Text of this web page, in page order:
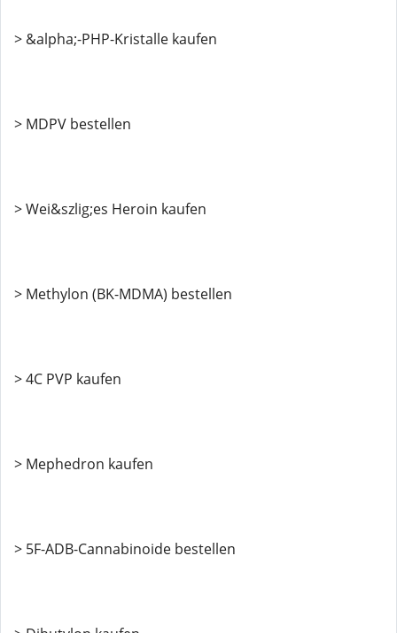
> &alpha;-PHP-Kristalle kaufen
> MDPV bestellen
> Wei&szlig;es Heroin kaufen
> Methylon (BK-MDMA) bestellen
> 4C PVP kaufen
> Mephedron kaufen
> 5F-ADB-Cannabinoide bestellen